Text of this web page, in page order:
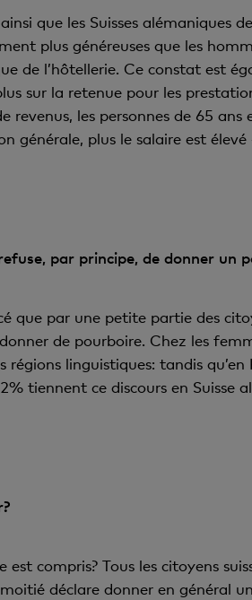
que les Suisses
plus généreuses que les
de l’hôtellerie. Ce constat est
sur la retenue pour les
revenus, les personnes de 65
générale, plus le salaire est
par principe, de donner un
que par une petite partie des
de pourboire. Chez les
linguistiques: tandis
tiennent ce discours en Suisse
compris? Tous les citoyens
déclare donner en général